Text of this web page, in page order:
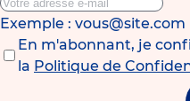
Exemple : vous@site.com
En m'abonnant, je
la Politique de